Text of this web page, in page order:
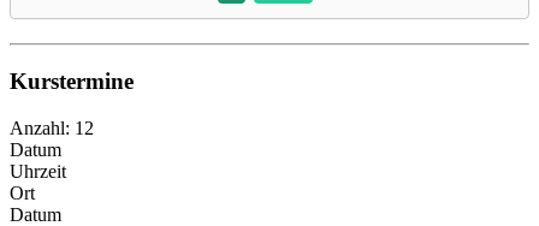
Kurstermine
Anzahl: 12
Datum
Uhrzeit
Ort
Datum